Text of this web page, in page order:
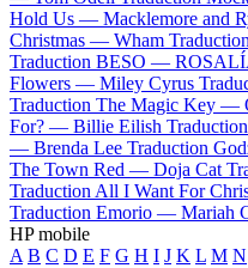
Hold Us — Macklemore and
Christmas — Wham
Traduction BESO —
Flowers — Miley Cyrus
Traduction The Magic Key —
For? — Billie Eilish
— Brenda Lee Traduction
The Town Red — Doja Cat
Traduction All I Want For
Traduction Emorio — Mariah
HP mobile
A B C D E F G H I J K L M N